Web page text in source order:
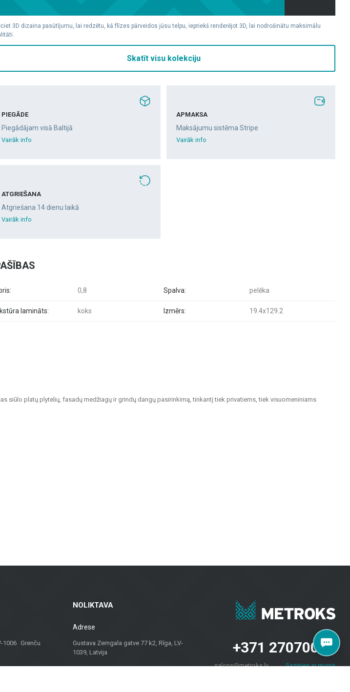
3D dizaina pasūtījumu, lai redzētu, kā flīzes pārveidos jūsu telpu, iepriekš renderējot 3D, lai nodrošinātu maksimālu
Skatīt visu kolekciju
PIEGĀDE
Piegādājam visā Baltijā
Vairāk info
APMAKSA
Maksājumu sistēma Stripe
Vairāk info
ATGRIEŠANA
Atgriešana 14 dienu laikā
Vairāk info
0,8
lamināts: koks
Spalva: pelēka
Izmērs: 19.4x129.2
siūlo platų plytelių, fasadų medžiagų ir grindų dangų pasirinkimą, tinkantį tiek privatiems, tiek visuomeniniams
1006 Grenču
NOLIKTAVA
Adrese
Gustava Zemgala gatve 77 k2, Rīga, LV-
1039, Latvija
+371 27070040
salons@metroks.lv Sazinies ar mums